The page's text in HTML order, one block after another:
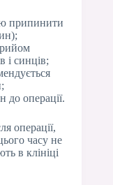
припинити
і синців;
до операції.
операції,
часу не
в клініці